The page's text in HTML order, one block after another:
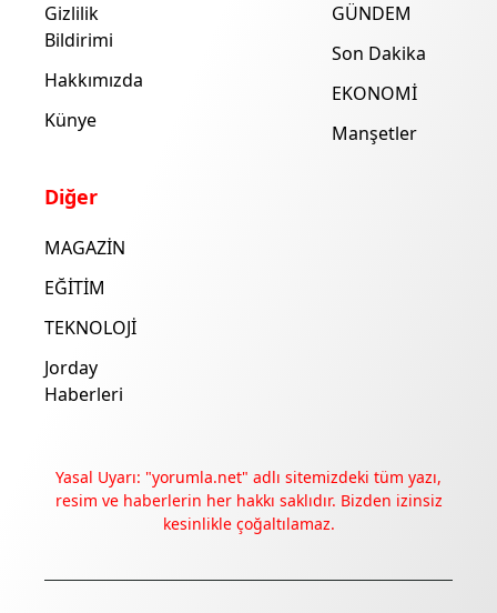
Deneyimini iyileştirmek ve içeriğimizi geliştirmek için çerezler
Gizlilik
Bildirimi
Hakkımızda
Künye
GÜNDEM
Son Dakika
EKONOMİ
Manşetler
Diğer
MAGAZİN
EĞİTİM
TEKNOLOJİ
Jorday
Haberleri
Yasal Uyarı: "yorumla.net" adlı sitemizdeki tüm yazı,
resim ve haberlerin her hakkı saklıdır. Bizden izinsiz
kesinlikle çoğaltılamaz.